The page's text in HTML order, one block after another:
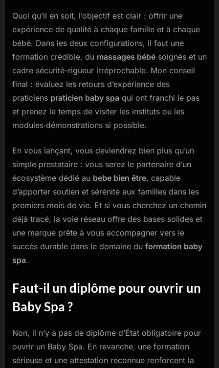
Quoi qu’il en soit, l’objectif est clair : offrir une
expérience de qualité à chaque famille et à chaque
bébé. Dans les deux configurations, il faut une
formation crédible, du massages bébé soignés et un
cadre sécurité-rigueur irréprochable. Mon conseil
final : évaluez les retours d’expérience des
praticiens praticien baby spa qui ont franchi le pas
et prenez le temps de visiter les instituts ou les
modules‑démonstrations si possible.
En vous lançant, vous deviendrez bien plus qu’un
simple prestataire : vous serez le partenaire d’un
écosystème dédié au bebe bien être, capable
d’apporter soutien et sérénité aux familles dans les
premiers mois de vie. Et si vous cherchez un chemin
déjà tracé, la voie réseau offre des bases solides et
une marque prête à vous accompagner vers le
succès durable dans le domaine du formation baby
spa.
Faut-il un diplôme pour ouvrir un
Baby Spa ?
Non, il n’y a pas de diplôme d’État obligatoire pour
ouvrir un Baby Spa. En revanche, une formation
sérieuse et une attestation reconnue renforcent la